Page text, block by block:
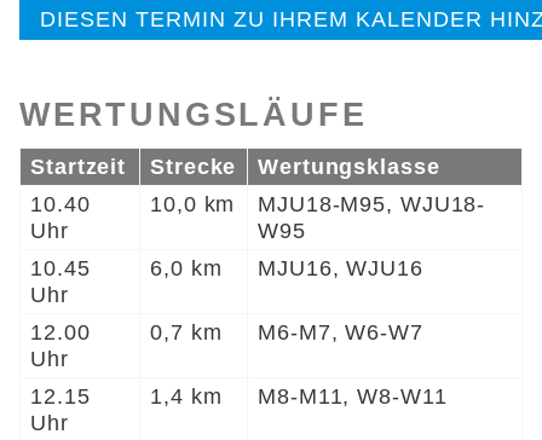
DIESEN TERMIN ZU IHREM KALENDER
WERTUNGSLÄUFE
Startzeit Strecke
Wertungsklasse
10.40
Uhr
10,0 km
MJU18-M95, WJU18-
W95
10.45
Uhr
6,0 km MJU16, WJU16
12.00
Uhr
0,7 km M6-M7, W6-W7
12.15
Uhr
1,4 km M8-M11, W8-W11